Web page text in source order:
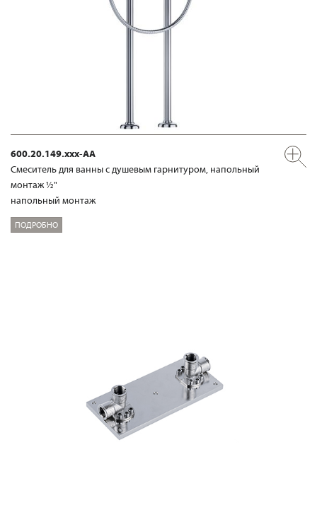
600.20.149.xxx-AA
Смеситель для ванны с душевым гарнитуром, напольный
монтаж ½"
напольный монтаж
ПОДРОБНО